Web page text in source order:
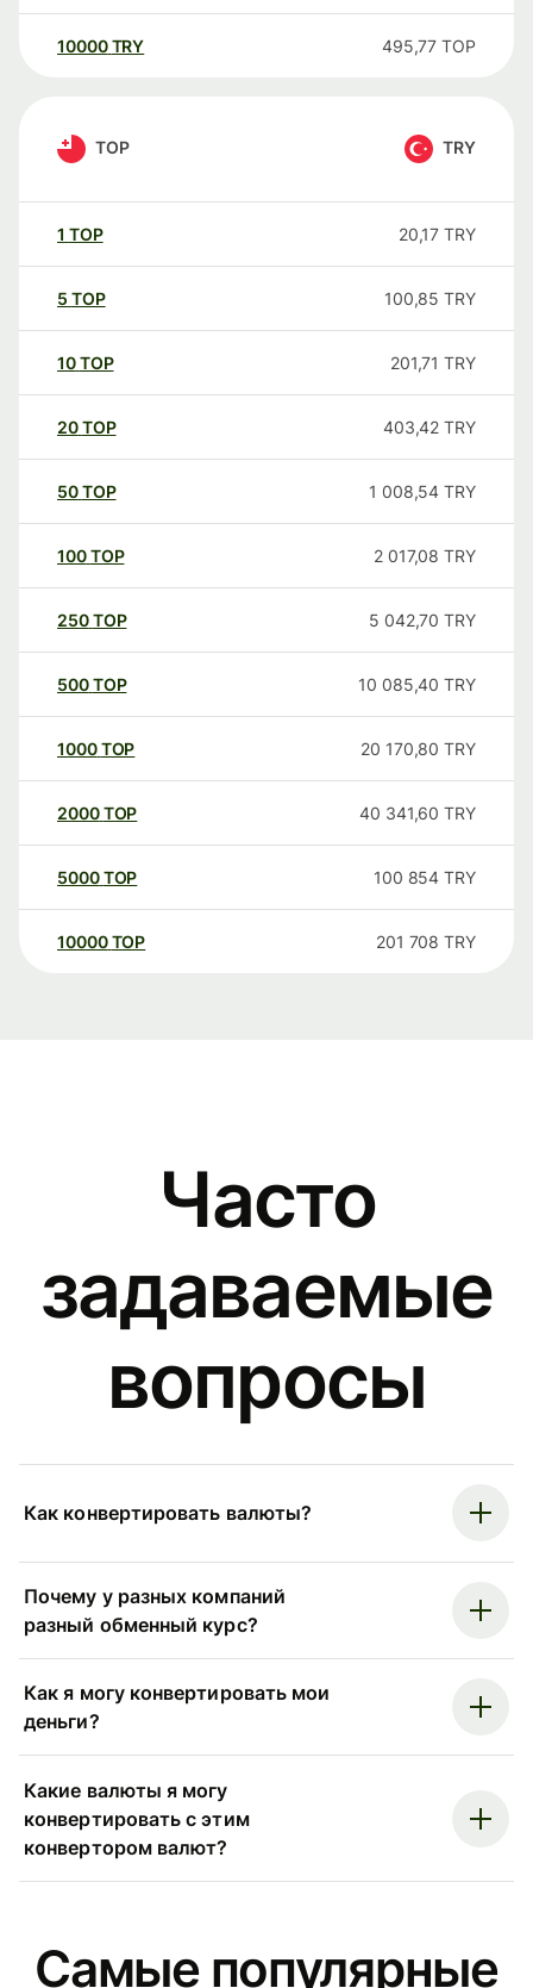
10000 TRY 495,77 TOP
TOP TRY
1 TOP 20,17 TRY
5 TOP 100,85 TRY
10TOP 201,71 TRY
20TOP 403,42 TRY
50TOP 1 008,54 TRY
100TOP 2 017,08 TRY
250TOP 5 042,70 TRY
500TOP 10 085,40 TRY
1000TOP 20 170,80 TRY
2000TOP 40 341,60 TRY
5000TOP 100 854 TRY
10000 TOP 201 708 TRY
Часто
задаваемые
вопросы
Как конвертировать валюты?
Почему у разных компаний
разный обменный курс?
Как я могу конвертировать мои
деньги?
Какие валюты я могу
конвертировать с этим
конвертором валют?
Самые популярные